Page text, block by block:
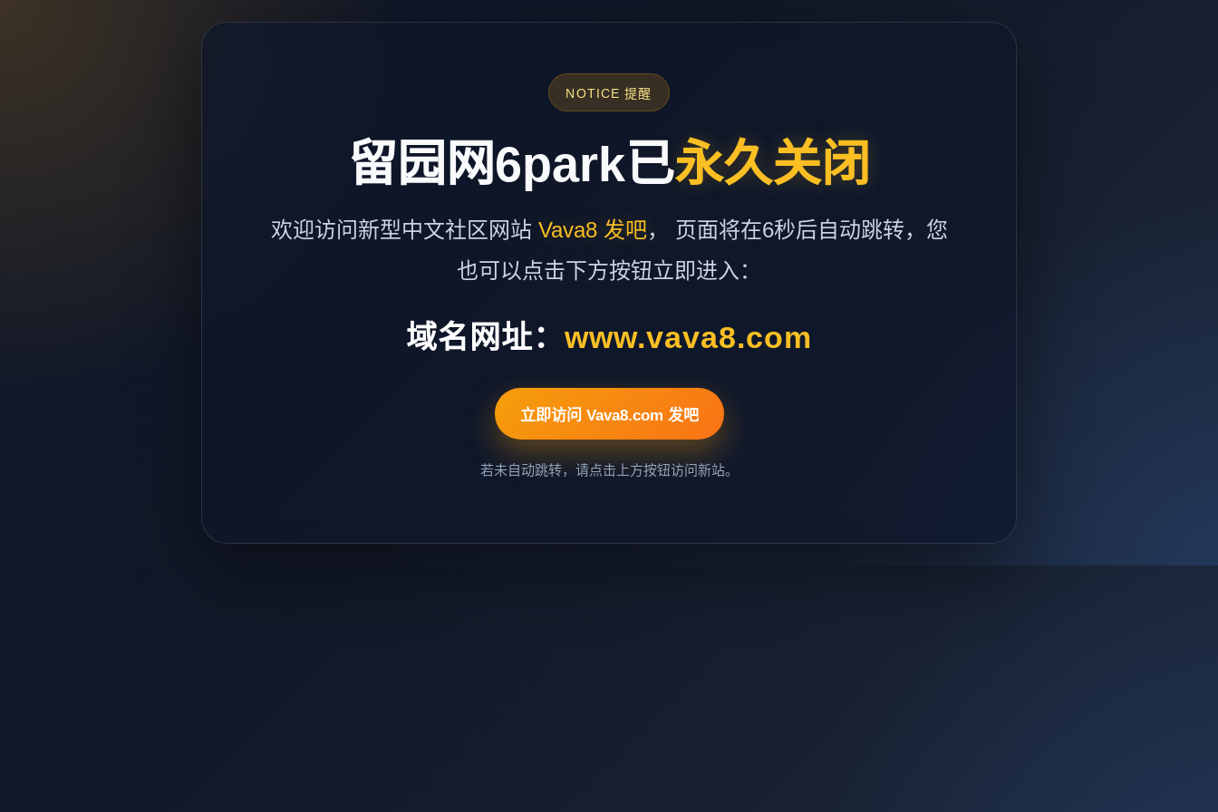
NOTICE 提醒
留园网6park已永久关闭
欢迎访问新型中文社区网站 Vava8 发吧， 页面将在6秒后自动跳转，您
也可以点击下方按钮立即进入：
域名网址： www.vava8.com
立即访问 Vava8.com 发吧
若未自动跳转，请点击上方按钮访问新站。